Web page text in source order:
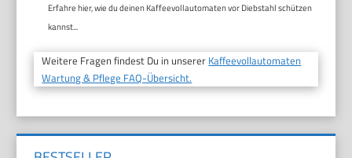
Erfahre hier, wie du deinen Kaffeevollautomaten vor Diebstahl schützen
kannst...
Weitere Fragen findest Du in unserer Kaffeevollautomaten
Wartung & Pflege FAQ-Übersicht.